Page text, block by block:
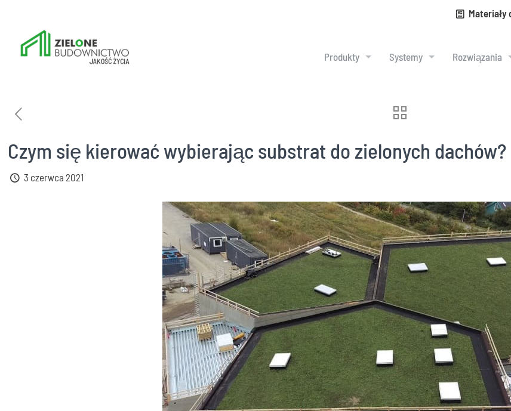
Materiały
Produkty Systemy Rozwiązania
Czym się kierować wybierając substrat do zielonych dachów?
3 czerwca 2021